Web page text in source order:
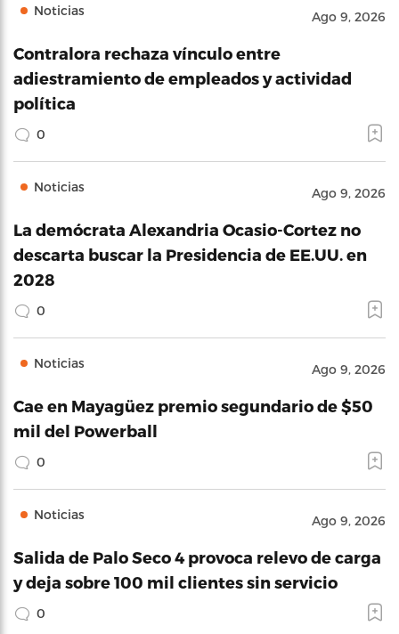
Noticias Ago 9, 2026
Contralora rechaza vínculo entre
adiestramiento de empleados y actividad
política
0
Noticias Ago 9, 2026
La demócrata Alexandria Ocasio-Cortez no
descarta buscar la Presidencia de EE.UU. en
2028
0
Noticias Ago 9, 2026
Cae en Mayagüez premio segundario de $50
mil del Powerball
0
Noticias Ago 9, 2026
Salida de Palo Seco 4 provoca relevo de carga
y deja sobre 100 mil clientes sin servicio
0